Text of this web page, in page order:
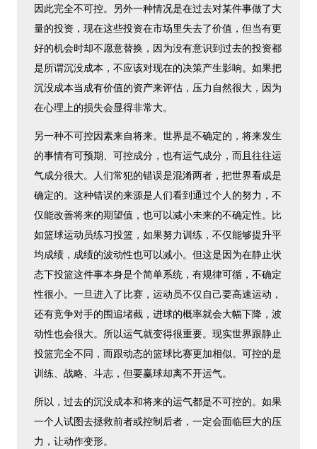
因此完全不可控。另外一种情况是在过去对某件事做了大
量的投资，现在这些投资在市场里失去了价值，但当有更
好的机会时却不愿意替换，因为没有意识到过去的投资都
是所谓沉没成本，不应该对现在的决策产生影响。如果把
沉没成本当成有价值的资产来评估，压力自然很大，因为
在心理上的损失会显得非常大。
另一种不可控因素来自将来。世界是不确定的，将来发生
的事情有可预期、可控成分，也有运气成分，而且往往运
气成分很大。人们常犯的错误是混淆两者，把世界看成是
确定的。这种错误的来源是人们看到通过个人的努力，不
仅能改善将来的期望值，也可以减小未来的不确定性。比
如篮球运动员练习投篮，如果努力训练，不仅能够提升平
均成绩，成绩的波动性也可以减小。但这是因为在静止状
态下投篮这件事本身是个简单系统，有规律可循，不确定
性很小。一旦进入了比赛，运动员不仅自己要高速运动，
还有竞争对手的围追堵截，进球的概率就会大幅下降，波
动性也会很大。所以运气就变得很重要。现实世界跟静止
投篮完全不同，而跟动态的篮球比赛更加相似。可控的是
训练、战略、斗志，但要赢球却离不开运气。
所以，过去的沉没成本和将来的运气都是不可控的。如果
一个人试图去拯救前者或控制后者，一定会面临巨大的压
力，让动作变形。